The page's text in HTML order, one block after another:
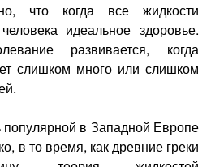
что когда все жидкости
идеальное здоровье.
развивается, когда
слишком много или слишком
популярной в Западной Европе
в то время, как древние греки